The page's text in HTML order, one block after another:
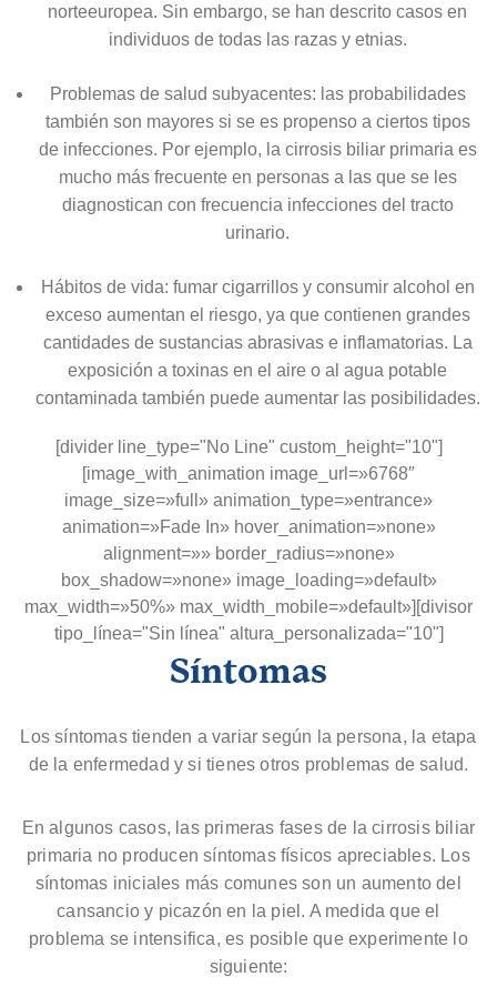
norteeuropea. Sin embargo, se han descrito casos en
individuos de todas las razas y etnias.
Problemas de salud subyacentes: las probabilidades
también son mayores si se es propenso a ciertos tipos
de infecciones. Por ejemplo, la cirrosis biliar primaria es
mucho más frecuente en personas a las que se les
diagnostican con frecuencia infecciones del tracto
urinario.
Hábitos de vida: fumar cigarrillos y consumir alcohol en
exceso aumentan el riesgo, ya que contienen grandes
cantidades de sustancias abrasivas e inflamatorias. La
exposición a toxinas en el aire o al agua potable
contaminada también puede aumentar las posibilidades.
[divider line_type="No Line" custom_height="10"]
[image_with_animation image_url=»6768″
image_size=»full» animation_type=»entrance»
animation=»Fade In» hover_animation=»none»
alignment=»» border_radius=»none»
box_shadow=»none» image_loading=»default»
max_width=»50%» max_width_mobile=»default»][divisor
tipo_línea="Sin línea" altura_personalizada="10"]
Síntomas
Los síntomas tienden a variar según la persona, la etapa
de la enfermedad y si tienes otros problemas de salud.
En algunos casos, las primeras fases de la cirrosis biliar
primaria no producen síntomas físicos apreciables. Los
síntomas iniciales más comunes son un aumento del
cansancio y picazón en la piel. A medida que el
problema se intensifica, es posible que experimente lo
siguiente: